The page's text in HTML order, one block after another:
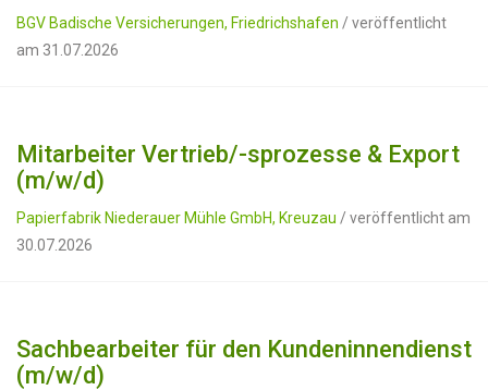
BGV Badische Versicherungen, Friedrichshafen / veröffentlicht
am 31.07.2026
Mitarbeiter Vertrieb/-sprozesse & Export
(m/w/d)
Papierfabrik Niederauer Mühle GmbH, Kreuzau / veröffentlicht am
30.07.2026
Sachbearbeiter für den Kundeninnendienst
(m/w/d)